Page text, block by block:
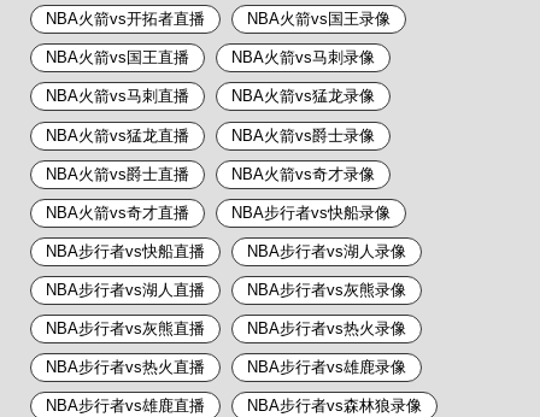
NBA火箭vs开拓者直播 NBA火箭vs国王录像
NBA火箭vs国王直播 NBA火箭vs马刺录像
NBA火箭vs马刺直播 NBA火箭vs猛龙录像
NBA火箭vs猛龙直播 NBA火箭vs爵士录像
NBA火箭vs爵士直播 NBA火箭vs奇才录像
NBA火箭vs奇才直播 NBA步行者vs快船录像
NBA步行者vs快船直播 NBA步行者vs湖人录像
NBA步行者vs湖人直播 NBA步行者vs灰熊录像
NBA步行者vs灰熊直播 NBA步行者vs热火录像
NBA步行者vs热火直播 NBA步行者vs雄鹿录像
NBA步行者vs雄鹿直播 NBA步行者vs森林狼录像